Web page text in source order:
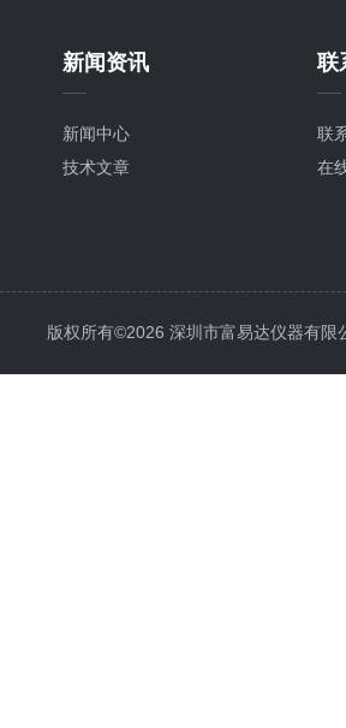
新闻资讯
新闻中心
技术文章
联
联
在
版权所有©2026 深圳市富易达仪器有